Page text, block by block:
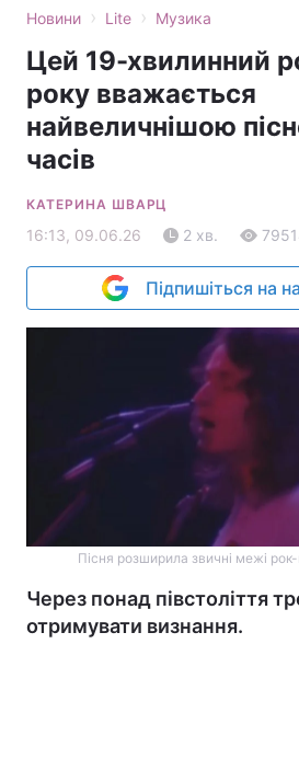
Новини › Lite › Музика
Цей 19-хвилинний
року вважається
найвеличнішою
часів
КАТЕРИНА ШВАРЦ
16:13, 09.06.26 2 хв.
Підпишіться на
Пісня розширила звичні межі
Через понад півстоліття
отримувати визнання.